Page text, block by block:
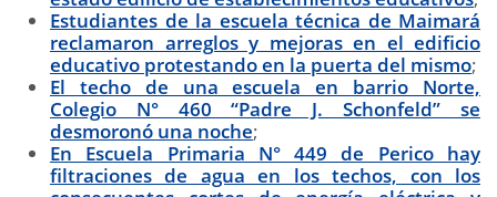
Estudiantes de la escuela técnica de Maimará
reclamaron arreglos y mejoras en el edificio
educativo protestando en la puerta del mismo;
El techo de una escuela en barrio Norte,
Colegio N° 460 “Padre J. Schonfeld” se
desmoronó una noche;
En Escuela Primaria N° 449 de Perico hay
filtraciones de agua en los techos, con los